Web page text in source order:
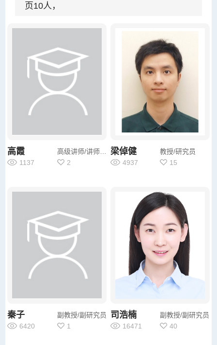
页10人，
高级讲师/讲师/其他
高霞
1137 2
教授/研究员
梁倬健
4937 15
副教授/副研究员
秦子
6420 1
副教授/副研究员
司浩楠
16471 40